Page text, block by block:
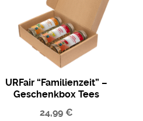
URFair “Familienzeit” –
Geschenkbox Tees
24,99 €